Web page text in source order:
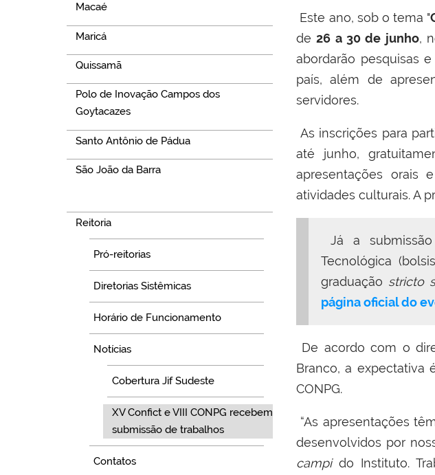
Macaé
Maricá
Quissamã
Polo de Inovação Campos dos
Goytacazes
Santo Antônio de Pádua
São João da Barra
Reitoria
Pró-reitorias
Diretorias Sistêmicas
Horário de Funcionamento
Notícias
Cobertura Jif Sudeste
XV Confict e VIII CONPG recebem
submissão de trabalhos
Contatos
Este ano, sob o tema "
de26 a 30 de junho,
abordarão pesquisas
país, além de
servidores.
As inscrições para
até junho,
apresentações orais
atividades culturais. A
Já a
Tecnológica
graduação stricto
página oficial do
De acordo com o
Branco, a expectativa
CONPG.
“As apresentações
desenvolvidos por
campi do Instituto.